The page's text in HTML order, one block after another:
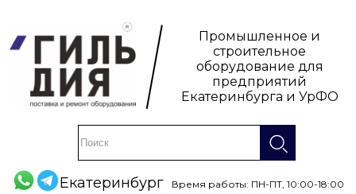
Промышленное и
строительное
оборудование для
предприятий
Екатеринбурга и УрФО
Екатеринбург Время работы: ПН-ПТ, 10:00-18:00